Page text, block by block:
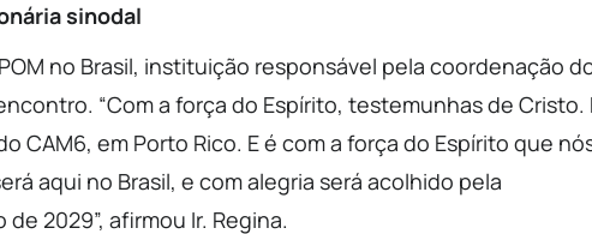
sinodal
no Brasil, instituição responsável pela coordenação
“Com a força do Espírito, testemunhas de Cristo.
CAM6, em Porto Rico. E é com a força do Espírito que
aqui no Brasil, e com alegria será acolhido pela
2029”, afirmou Ir. Regina.